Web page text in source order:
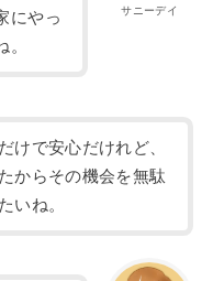
サニーデイ
にやっ
けで安心だけれど、
からその機会を無駄
いね。